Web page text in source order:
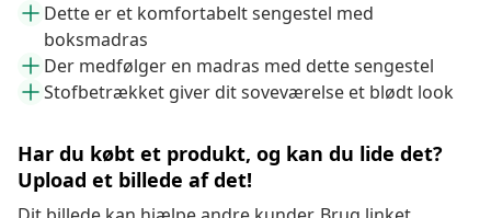
Dette er et komfortabelt sengestel med
boksmadras
Der medfølger en madras med dette sengestel
Stofbetrækket giver dit soveværelse et blødt look
Har du købt et produkt, og kan du lide det?
Upload et billede af det!